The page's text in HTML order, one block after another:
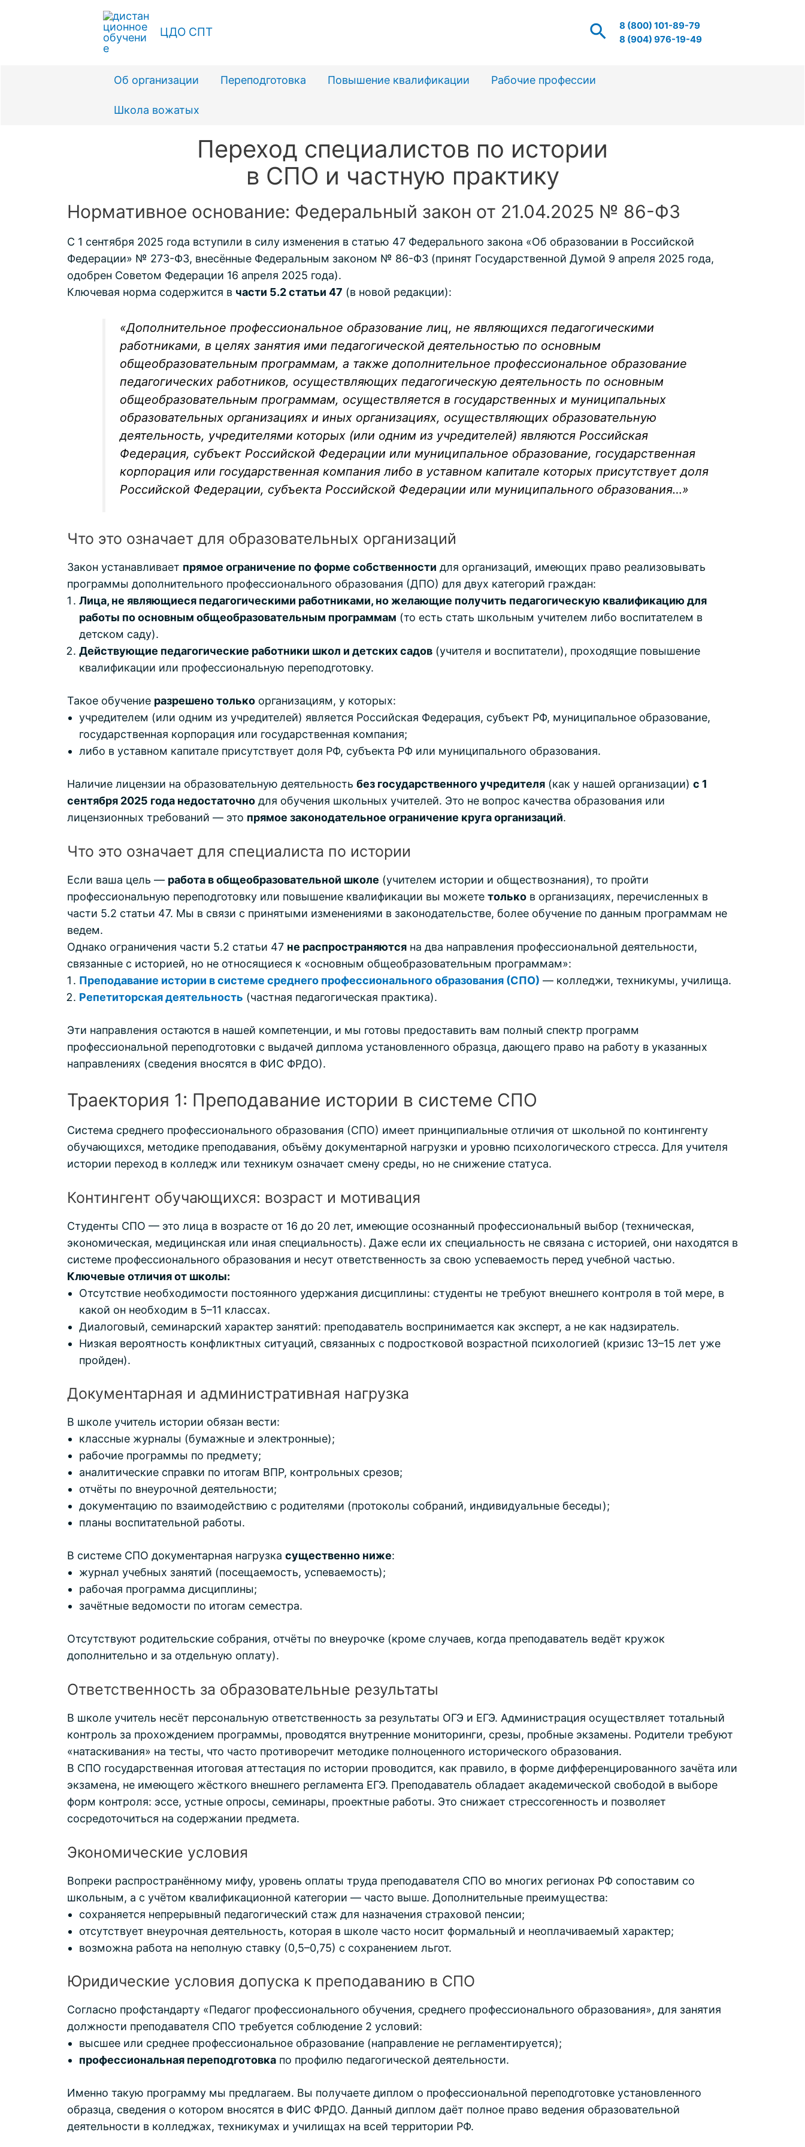
ЦДО СПТ
8 (800) 101-89-79
8 (904) 976-19-49
Об организации Переподготовка Повышение квалификации Рабочие профессии
Школа вожатых
Переход специалистов по истории
в СПО и частную практику
Нормативное основание: Федеральный закон от 21.04.2025 № 86-ФЗ
С 1 сентября 2025 года вступили в силу изменения в статью 47 Федерального закона «Об образовании в Российской
Федерации» № 273-ФЗ, внесённые Федеральным законом № 86-ФЗ (принят Государственной Думой 9 апреля 2025 года,
одобрен Советом Федерации 16 апреля 2025 года).
Ключевая норма содержится в части 5.2 статьи 47 (в новой редакции):
«Дополнительное профессиональное образование лиц, не являющихся педагогическими
работниками, в целях занятия ими педагогической деятельностью по основным
общеобразовательным программам, а также дополнительное профессиональное образование
педагогических работников, осуществляющих педагогическую деятельность по основным
общеобразовательным программам, осуществляется в государственных и муниципальных
образовательных организациях и иных организациях, осуществляющих образовательную
деятельность, учредителями которых (или одним из учредителей) являются Российская
Федерация, субъект Российской Федерации или муниципальное образование, государственная
корпорация или государственная компания либо в уставном капитале которых присутствует доля
Российской Федерации, субъекта Российской Федерации или муниципального образования…»
Что это означает для образовательных организаций
Закон устанавливает прямое ограничение по форме собственности для организаций, имеющих право реализовывать
программы дополнительного профессионального образования (ДПО) для двух категорий граждан:
Лица, не являющиеся педагогическими работниками, но желающие получить педагогическую квалификацию для
работы по основным общеобразовательным программам (то есть стать школьным учителем либо воспитателем в
детском саду).
Действующие педагогические работники школ и детских садов (учителя и воспитатели), проходящие повышение
квалификации или профессиональную переподготовку.
Такое обучение разрешено только организациям, у которых:
учредителем (или одним из учредителей) является Российская Федерация, субъект РФ, муниципальное образование,
государственная корпорация или государственная компания;
либо в уставном капитале присутствует доля РФ, субъекта РФ или муниципального образования.
Наличие лицензии на образовательную деятельность без государственного учредителя (как у нашей организации) с 1
сентября 2025 года недостаточно для обучения школьных учителей. Это не вопрос качества образования или
лицензионных требований — это прямое законодательное ограничение круга организаций.
Что это означает для специалиста по истории
Если ваша цель — работа в общеобразовательной школе (учителем истории и обществознания), то пройти
профессиональную переподготовку или повышение квалификации вы можете только в организациях, перечисленных в
части 5.2 статьи 47. Мы в связи с принятыми изменениями в законодательстве, более обучение по данным программам не
ведем.
Однако ограничения части 5.2 статьи 47 не распространяются на два направления профессиональной деятельности,
связанные с историей, но не относящиеся к «основным общеобразовательным программам»:
Преподавание истории в системе среднего профессионального образования (СПО) — колледжи, техникумы, училища.
Репетиторская деятельность (частная педагогическая практика).
Эти направления остаются в нашей компетенции, и мы готовы предоставить вам полный спектр программ
профессиональной переподготовки с выдачей диплома установленного образца, дающего право на работу в указанных
направлениях (сведения вносятся в ФИС ФРДО).
Траектория 1: Преподавание истории в системе СПО
Система среднего профессионального образования (СПО) имеет принципиальные отличия от школьной по контингенту
обучающихся, методике преподавания, объёму документарной нагрузки и уровню психологического стресса. Для учителя
истории переход в колледж или техникум означает смену среды, но не снижение статуса.
Контингент обучающихся: возраст и мотивация
Студенты СПО — это лица в возрасте от 16 до 20 лет, имеющие осознанный профессиональный выбор (техническая,
экономическая, медицинская или иная специальность). Даже если их специальность не связана с историей, они находятся в
системе профессионального образования и несут ответственность за свою успеваемость перед учебной частью.
Ключевые отличия от школы:
Отсутствие необходимости постоянного удержания дисциплины: студенты не требуют внешнего контроля в той мере, в
какой он необходим в 5–11 классах.
Диалоговый, семинарский характер занятий: преподаватель воспринимается как эксперт, а не как надзиратель.
Низкая вероятность конфликтных ситуаций, связанных с подростковой возрастной психологией (кризис 13–15 лет уже
пройден).
Документарная и административная нагрузка
В школе учитель истории обязан вести:
классные журналы (бумажные и электронные);
рабочие программы по предмету;
аналитические справки по итогам ВПР, контрольных срезов;
отчёты по внеурочной деятельности;
документацию по взаимодействию с родителями (протоколы собраний, индивидуальные беседы);
планы воспитательной работы.
В системе СПО документарная нагрузка существенно ниже:
журнал учебных занятий (посещаемость, успеваемость);
рабочая программа дисциплины;
зачётные ведомости по итогам семестра.
Отсутствуют родительские собрания, отчёты по внеурочке (кроме случаев, когда преподаватель ведёт кружок
дополнительно и за отдельную оплату).
Ответственность за образовательные результаты
В школе учитель несёт персональную ответственность за результаты ОГЭ и ЕГЭ. Администрация осуществляет тотальный
контроль за прохождением программы, проводятся внутренние мониторинги, срезы, пробные экзамены. Родители требуют
«натаскивания» на тесты, что часто противоречит методике полноценного исторического образования.
В СПО государственная итоговая аттестация по истории проводится, как правило, в форме дифференцированного зачёта или
экзамена, не имеющего жёсткого внешнего регламента ЕГЭ. Преподаватель обладает академической свободой в выборе
форм контроля: эссе, устные опросы, семинары, проектные работы. Это снижает стрессогенность и позволяет
сосредоточиться на содержании предмета.
Экономические условия
Вопреки распространённому мифу, уровень оплаты труда преподавателя СПО во многих регионах РФ сопоставим со
школьным, а с учётом квалификационной категории — часто выше. Дополнительные преимущества:
сохраняется непрерывный педагогический стаж для назначения страховой пенсии;
отсутствует внеурочная деятельность, которая в школе часто носит формальный и неоплачиваемый характер;
возможна работа на неполную ставку (0,5–0,75) с сохранением льгот.
Юридические условия допуска к преподаванию в СПО
Согласно профстандарту «Педагог профессионального обучения, среднего профессионального образования», для занятия
должности преподавателя СПО требуется соблюдение 2 условий:
высшее или среднее профессиональное образование (направление не регламентируется);
профессиональная переподготовка по профилю педагогической деятельности.
Именно такую программу мы предлагаем. Вы получаете диплом о профессиональной переподготовке установленного
образца, сведения о котором вносятся в ФИС ФРДО. Данный диплом даёт полное право ведения образовательной
деятельности в колледжах, техникумах и училищах на всей территории РФ.